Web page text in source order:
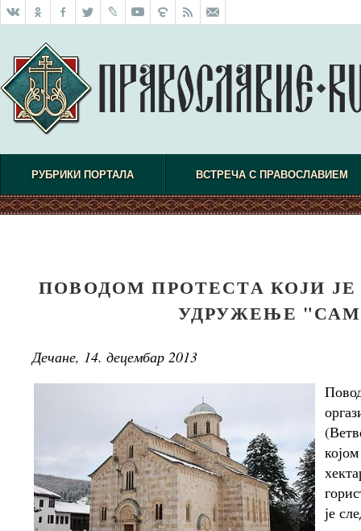
РУБРИКИ ПОРТАЛА ВСТРЕЧА С ПРАВОСЛАВИЕМ
ПОВОДОМ ПРОТЕСТА КОЈИ
УДРУЖЕЊЕ
Дечане, 14. децембар 2013
је